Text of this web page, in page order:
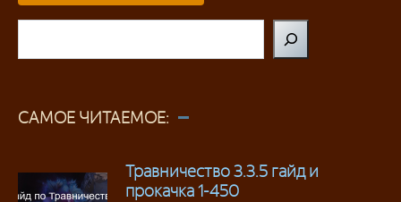
САМОЕ ЧИТАЕМОЕ:
Травничество 3.3.5 гайд и
прокачка 1-450